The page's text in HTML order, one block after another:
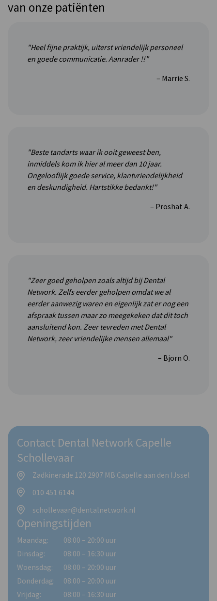
van onze patiënten
"Heel fijne praktijk, uiterst vriendelijk personeel
en goede communicatie. Aanrader !!"
– Marrie S.
"Beste tandarts waar ik ooit geweest ben,
inmiddels kom ik hier al meer dan 10 jaar.
Ongelooflijk goede service, klantvriendelijkheid
en deskundigheid. Hartstikke bedankt!"
– Proshat A.
"Zeer goed geholpen zoals altijd bij Dental
Network. Zelfs eerder geholpen omdat we al
eerder aanwezig waren en eigenlijk zat er nog een
afspraak tussen maar zo meegekeken dat dit toch
aansluitend kon. Zeer tevreden met Dental
Network, zeer vriendelijke mensen allemaal"
– Bjorn O.
Contact Dental Network Capelle
Schollevaar
Zadkinerade 120 2907 MB Capelle aan den IJssel
010 451 6144
schollevaar@dentalnetwork.nl
Openingstijden
Maandag:
Dinsdag:
Woensdag:
Donderdag:
Vrijdag:
08:00 – 20:00 uur
08:00 – 16:30 uur
08:00 – 20:00 uur
08:00 – 20:00 uur
08:00 – 16:30 uur